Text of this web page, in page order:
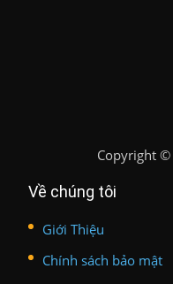
Copyright ©
Về chúng tôi
Giới Thiệu
Chính sách bảo mật